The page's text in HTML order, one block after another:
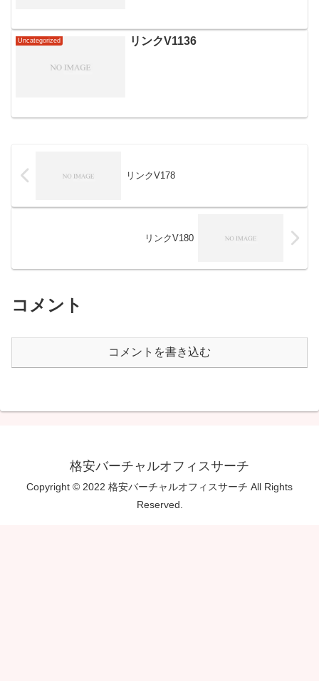
Uncategorized リンクV1136
リンクV178
リンクV180
コメント
コメントを書き込む
格安バーチャルオフィスサーチ
Copyright © 2022 格安バーチャルオフィスサーチ All Rights
Reserved.